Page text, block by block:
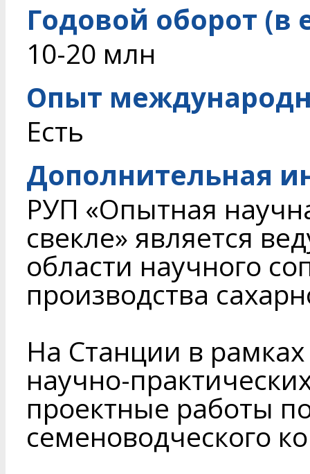
Годовой оборот (в
10-20 млн
Опыт
Есть
Дополнительная
РУП «Опытная
свекле» является
области научного
производства
На Станции в
научно-
проектные работы
семеноводческого